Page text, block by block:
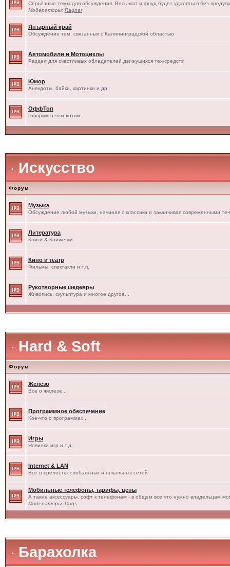
Серьёзные темы для обсуждения. Весь мат и флуд будет удаляться без
Модераторы: Ragnar
Янтарный край
Обсуждение тем, связанных с Калининградской областью
Автомобили и Мотоциклы
Раздел для счастливых обладателей движущихся тех-средств
Юмор
Анекдоты, байки, картинки и др.
ОффТоп
Говорим о чем хотим
Искусство
Форум
Музыка
Обсуждение любой музыки, начиная с классики и заканчивая современными
Литература
Книги & Книжечки
Кино и театр
Фильмы, спектакли и т.п.
Рукотворные шедевры
Живопись, скульптура и многое другое...
Hard & Soft
Форум
Железо
Все о железе...
Программное обеспечение
Кое-что о программах...
Игры
Новинки игр и т.д.
Internet & LAN
Все о прелестях глобальных и локальных сетей
Мобильные телефоны, тарифы, цены
А также аксессуары, софт к телефонам - в общем все что нужно владельцам
Модераторы: Dogs
Барахолка